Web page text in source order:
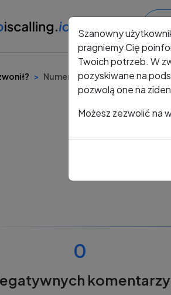
Numer +48 600 002 177
0
komentarzy
Szanowny
pragniemy Cię
Twoich potrzeb. W
pozyskiwane na
pozwolą one na
Możesz zezwolić na